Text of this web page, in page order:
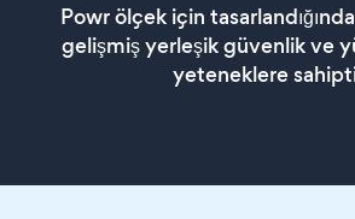
Powr ölçek için
gelişmiş yerleşik güvenlik ve
yeteneklere